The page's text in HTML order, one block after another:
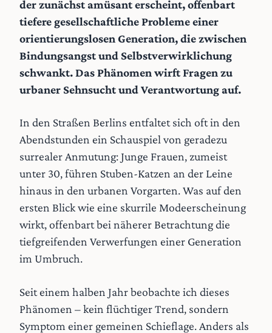
der zunächst amüsant erscheint, offenbart
tiefere gesellschaftliche Probleme einer
orientierungslosen Generation, die zwischen
Bindungsangst und Selbstverwirklichung
schwankt. Das Phänomen wirft Fragen zu
urbaner Sehnsucht und Verantwortung auf.
In den Straßen Berlins entfaltet sich oft in den
Abendstunden ein Schauspiel von geradezu
surrealer Anmutung: Junge Frauen, zumeist
unter 30, führen Stuben-Katzen an der Leine
hinaus in den urbanen Vorgarten. Was auf den
ersten Blick wie eine skurrile Modeerscheinung
wirkt, offenbart bei näherer Betrachtung die
tiefgreifenden Verwerfungen einer Generation
im Umbruch.
Seit einem halben Jahr beobachte ich dieses
Phänomen – kein flüchtiger Trend, sondern
Symptom einer gemeinen Schieflage. Anders als